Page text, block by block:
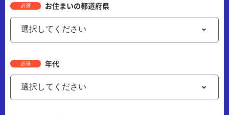
必須 お住まいの都道府県
必須 年代